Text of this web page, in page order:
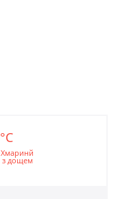
°C
Хмаринй
з дощем